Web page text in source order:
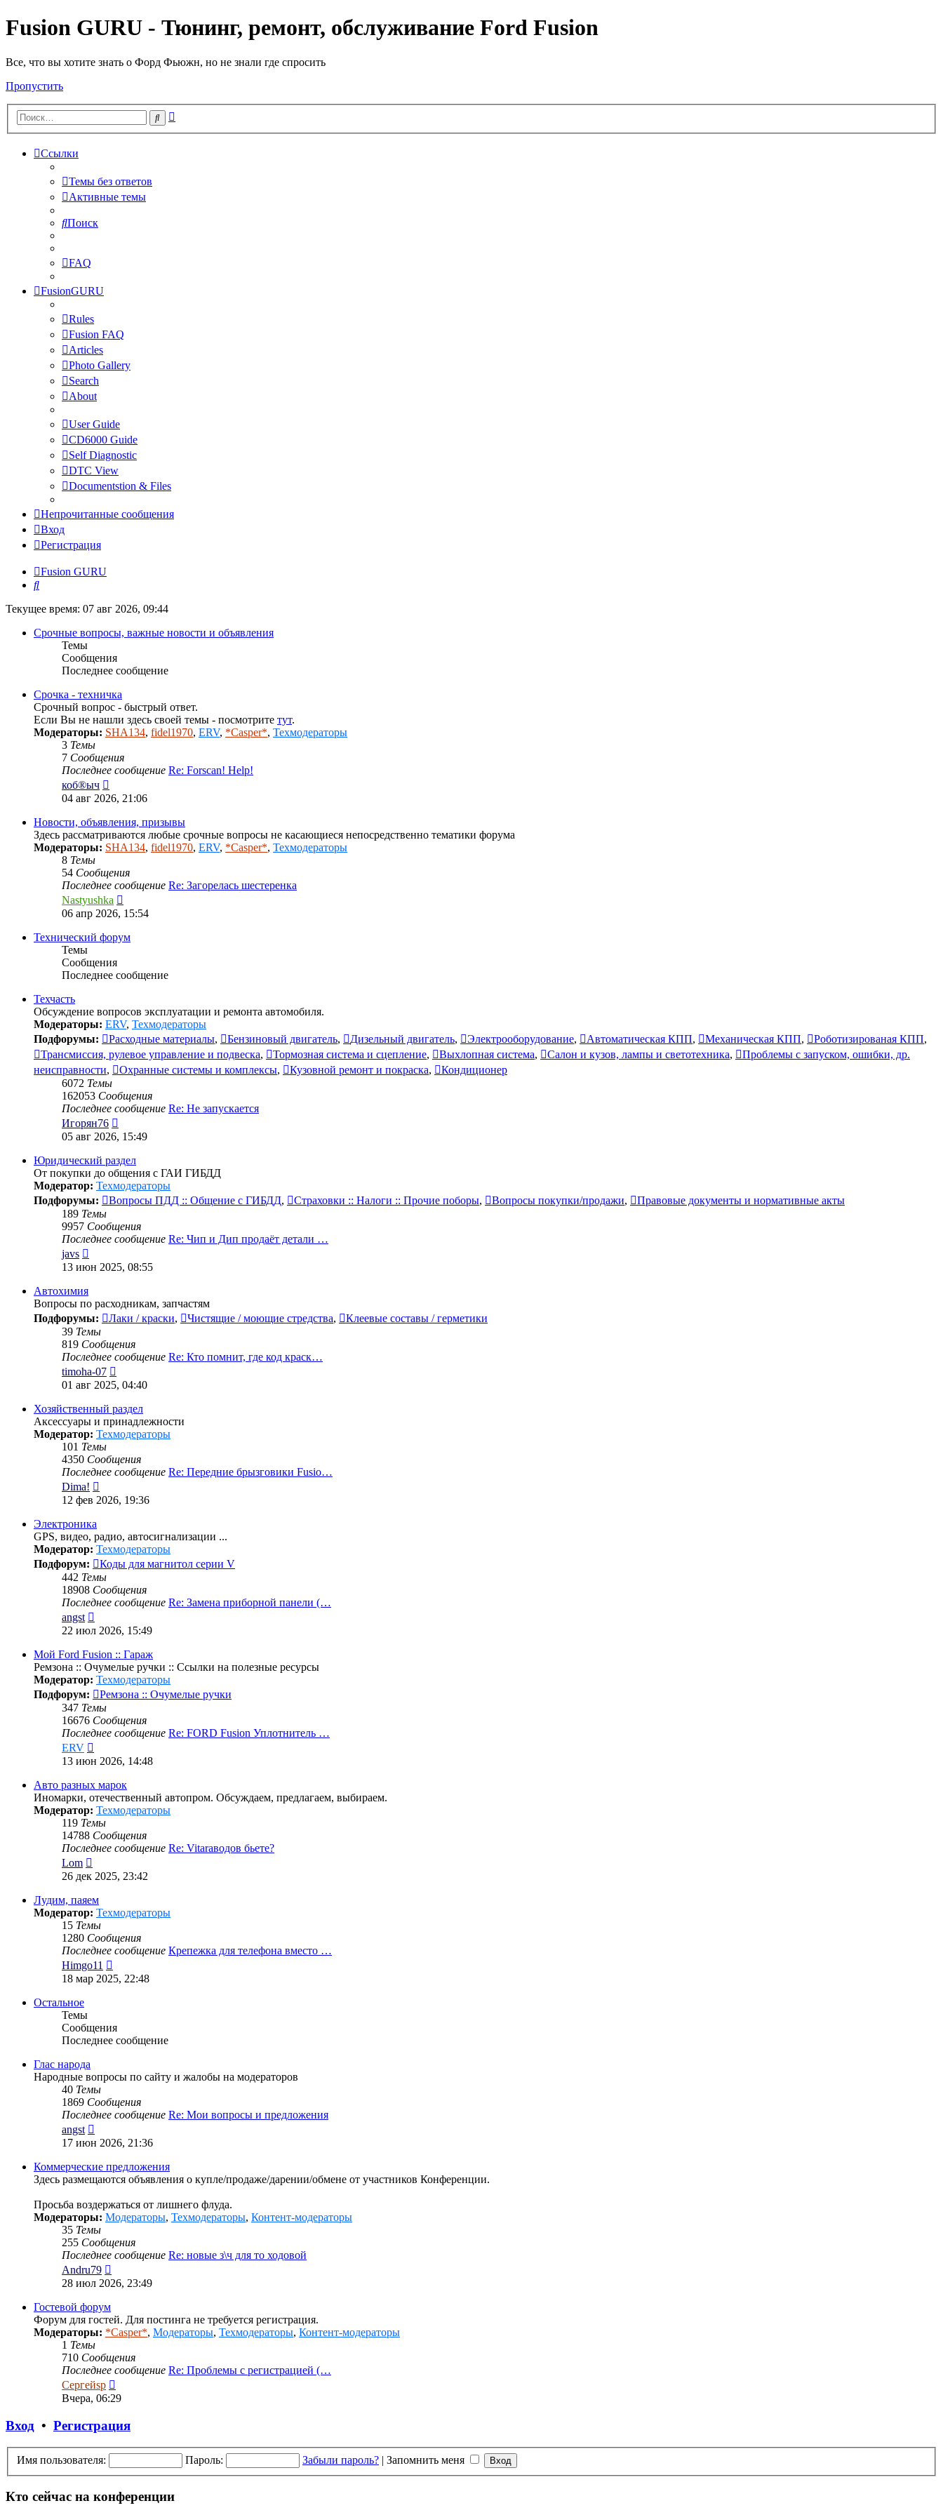
Fusion GURU - Тюнинг, ремонт, обслуживание Ford Fusion
Все, что вы хотите знать о Форд Фьюжн, но не знали где спросить
Пропустить
Поиск
Ссылки
Темы без ответов
Активные темы
Поиск
FAQ
FusionGURU
Rules
Fusion FAQ
Articles
Photo Gallery
Search
About
User Guide
CD6000 Guide
Self Diagnostic
DTC View
Documentstion & Files
Непрочитанные сообщения
Вход
Регистрация
Fusion GURU
Поиск
Текущее время: 07 авг 2026, 09:44
Срочные вопросы, важные новости и объявления
Темы
Сообщения
Последнее сообщение
Срочка - техничка
Срочный вопрос - быстрый ответ.
Если Вы не нашли здесь своей темы - посмотрите тут.
Модераторы: SHA134, fidel1970, ERV, *Casper*, Техмодераторы
3 Темы
7 Сообщения
Последнее сообщение Re: Forscan! Help!
коб®ыч
к
сообщению
04 авг 2026, 21:06
Новости, объявления, призывы
Здесь рассматриваются любые срочные вопросы не касающиеся непосредственно тематики форума
Модераторы: SHA134, fidel1970, ERV, *Casper*, Техмодераторы
8 Темы
54 Сообщения
Последнее сообщение Re: Загорелась шестеренка
Nastyushka
к
сообщению
06 апр 2026, 15:54
Технический форум
Темы
Сообщения
Последнее сообщение
Техчасть
Обсуждение вопросов эксплуатации и ремонта автомобиля.
Модераторы: ERV, Техмодераторы
Подфорумы:
Расходные материалы, Бензиновый двигатель, Дизельный двигатель, Электрооборудование, Автоматическая КПП, Механическая КПП, Роботизированая КПП,
Трансмиссия, рулевое управление и подвеска, Тормозная система и сцепление, Выхлопная система, Салон и кузов, лампы и светотехника,
Проблемы с запуском, ошибки, др.
неисправности, Охранные системы и комплексы, Кузовной ремонт и покраска,
Кондиционер
6072 Темы
162053 Сообщения
Последнее сообщение Re: Не запускается
Игорян76
к
сообщению
05 авг 2026, 15:49
Юридический раздел
От покупки до общения с ГАИ ГИБДД
Модератор: Техмодераторы
Подфорумы:
Вопросы ПДД :: Общение с ГИБДД, Страховки :: Налоги :: Прочие поборы, Вопросы покупки/продажи,
Правовые документы и нормативные акты
189 Темы
9957 Сообщения
Последнее сообщение Re: Чип и Дип продаёт детали …
javs
к
13 июн 2025, 08:55
Автохимия
Вопросы по расходникам, запчастям
Подфорумы:
Лаки / краски, Чистящие / моющие стредства,
Клеевые составы / герметики
39 Темы
819 Сообщения
Последнее сообщение Re: Кто помнит, где код краск…
timoha-07
сообщению
01 авг 2025, 04:40
Хозяйственный раздел
Аксессуары и принадлежности
Модератор: Техмодераторы
101 Темы
4350 Сообщения
Последнее сообщение Re: Передние брызговики Fusio…
Dima!
к
12 фев 2026, 19:36
Электроника
GPS, видео, радио, автосигнализации ...
Модератор: Техмодераторы
Подфорум:
Коды для магнитол серии V
442 Темы
18908 Сообщения
Последнее сообщение Re: Замена приборной панели (…
angst
к
сообщению
22 июл 2026, 15:49
Мой Ford Fusion :: Гараж
Ремзона :: Очумелые ручки :: Ссылки на полезные ресурсы
Модератор: Техмодераторы
Подфорум:
Ремзона :: Очумелые ручки
347 Темы
16676 Сообщения
Последнее сообщение Re: FORD Fusion Уплотнитель …
ERV
к
сообщению
13 июн 2026, 14:48
Авто разных марок
Иномарки, отечественный автопром. Обсуждаем, предлагаем, выбираем.
Модератор: Техмодераторы
119 Темы
14788 Сообщения
Последнее сообщение Re: Vitaraводов бьете?
Lom
к
сообщению
26 дек 2025, 23:42
Лудим, паяем
Модератор: Техмодераторы
15 Темы
1280 Сообщения
Последнее сообщение Крепежка для телефона вместо …
Himgo11
к
18 мар 2025, 22:48
Остальное
Темы
Сообщения
Последнее сообщение
Глас народа
Народные вопросы по сайту и жалобы на модераторов
40 Темы
1869 Сообщения
Последнее сообщение Re: Мои вопросы и предложения
angst
к
сообщению
17 июн 2026, 21:36
Коммерческие предложения
Здесь размещаются объявления о купле/продаже/дарении/обмене от участников Конференции.
Просьба воздержаться от лишнего флуда.
Модераторы: Модераторы, Техмодераторы, Контент-модераторы
35 Темы
255 Сообщения
Последнее сообщение Re: новые з\ч для то ходовой
Andru79
к
28 июл 2026, 23:49
Гостевой форум
Форум для гостей. Для постинга не требуется регистрация.
Модераторы: *Casper*, Модераторы, Техмодераторы, Контент-модераторы
1 Темы
710 Сообщения
Последнее сообщение Re: Проблемы с регистрацией (…
Сергейsp
к
Вчера, 06:29
Вход • Регистрация
Имя пользователя: Пароль: Забыли пароль? | Запомнить меня
Кто сейчас на конференции